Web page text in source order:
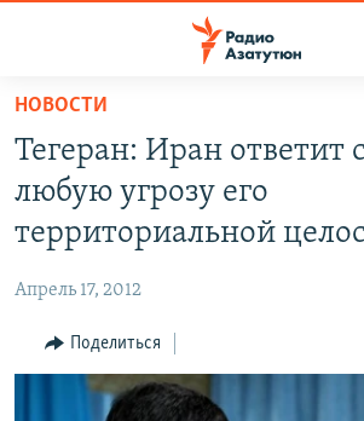
Перейти
основному
содержанию
Перейти
основной
навигации
Перейти
НОВОСТИ
ПОЛИТИКА
ЭКОНОМИКА
РЕГИОН
НАГОРНЫЙ КАРАБАХ
НОВОСТИ
Тегеран: Иран ответит
любую угрозу его
территориальной
Апрель 17, 2012
Поделиться